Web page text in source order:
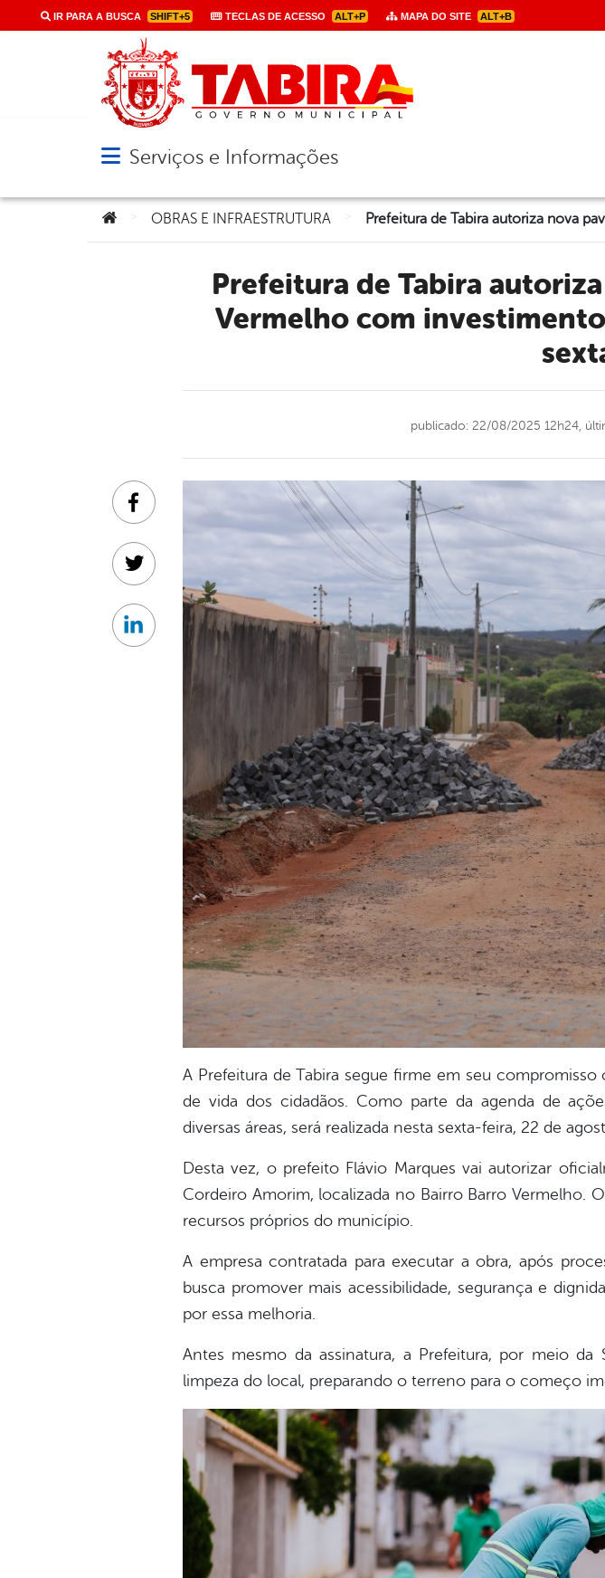
IR PARA A BUSCA SHIFT+5 TECLAS DE ACESSO ALT+P MAPA DO SITE ALT+B
Abrir menu principal de navegação
Serviços e Informações
Você está aqui:OBRAS E INFRAESTRUTURA
Prefeitura de Tabira autoriza nova pavimentação no Barro
Vermelho com
publicado: 22/08/2025 12h24,
A Prefeitura de Tabira segue firme em seu
de vida dos cidadãos. Como parte da agenda de
diversas áreas, será realizada nesta sexta-feira, 22 de
Desta vez, o prefeito Flávio Marques vai autorizar
Cordeiro Amorim, localizada no Bairro Barro Vermelho.
recursos próprios do município.
A empresa contratada para executar a obra, após
busca promover mais acessibilidade, segurança e
por essa melhoria.
Antes mesmo da assinatura, a Prefeitura, por meio
limpeza do local, preparando o terreno para o começo
Facebook
Twitter
Linkedin